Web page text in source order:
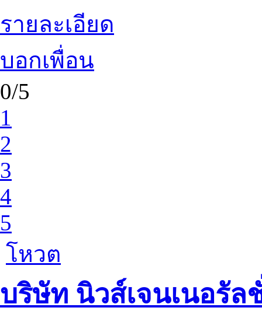
รายละเอียด
บอกเพื่อน
0/5
1
2
3
4
5
โหวต
บริษัท นิวส์เจนเนอรั